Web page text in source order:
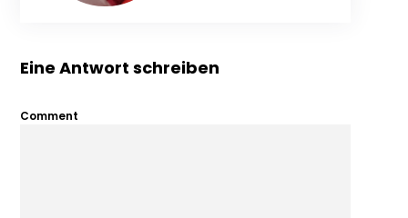
Eine Antwort schreiben
Comment